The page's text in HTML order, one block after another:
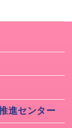
修（基
進センター